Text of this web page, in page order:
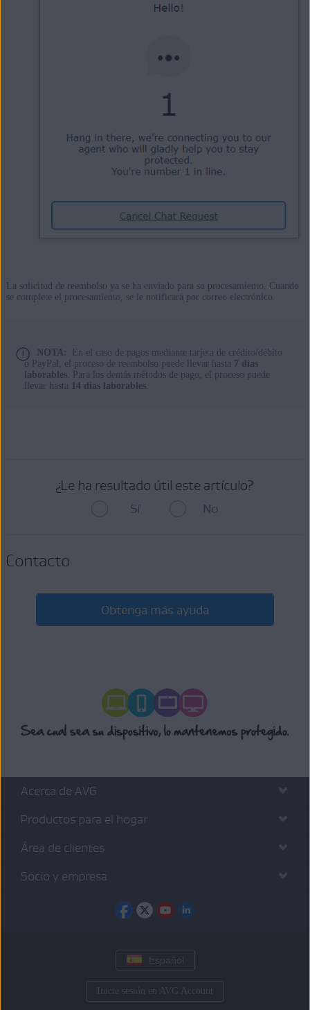
La solicitud de reembolso ya se ha enviado para su procesamiento. Cuando
se complete el procesamiento, se le notificará por correo electrónico.
NOTA:
En el caso de pagos mediante tarjeta de crédito/débito
o PayPal, el proceso de reembolso puede llevar hasta 7 días
laborables. Para los demás métodos de pago, el proceso puede
llevar hasta
14 días laborables.
¿Le ha resultado útil este artículo?
Sí No
Contacto
Obtenga más ayuda
Acerca de AVG
Productos para el hogar
Área de clientes
Socio y empresa
Español
Inicie sesión en AVG Account